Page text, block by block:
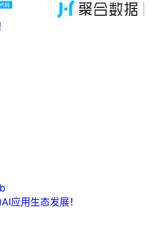
应用生态发展！